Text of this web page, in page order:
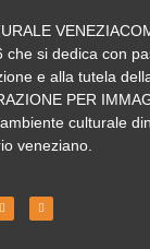
che si dedica con
e alla tutela
PER
culturale
veneziano.